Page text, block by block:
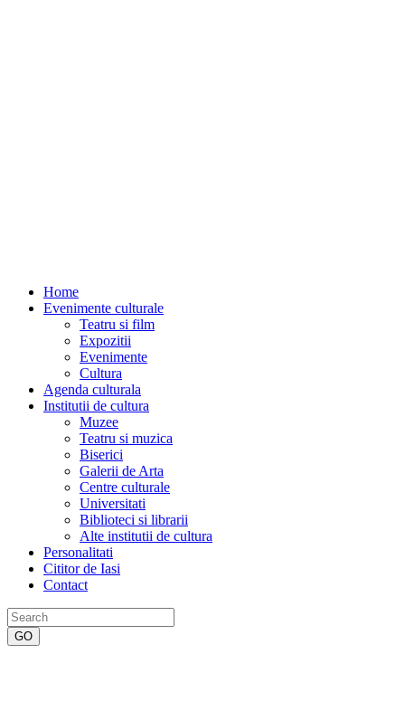
Home
Evenimente culturale
Teatru si film
Expozitii
Evenimente
Cultura
Agenda culturala
Institutii de cultura
Muzee
Teatru si muzica
Biserici
Galerii de Arta
Centre culturale
Universitati
Biblioteci si librarii
Alte institutii de cultura
Personalitati
Cititor de Iasi
Contact